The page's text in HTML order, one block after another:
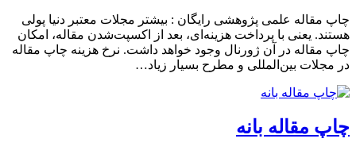
چاپ مقاله علمی پژوهشی رایگان : بیشتر مجلات معتبر دنیا پولی
هستند. یعنی با پرداخت هزینه‌ای، بعد از اکسپت‌شدن مقاله، امکان
چاپ مقاله در آن ژورنال وجود خواهد داشت. نرخ هزینه چاپ مقاله
در مجلات بین‌المللی و مطرح بسیار زیاد…
چاپ مقاله بانه